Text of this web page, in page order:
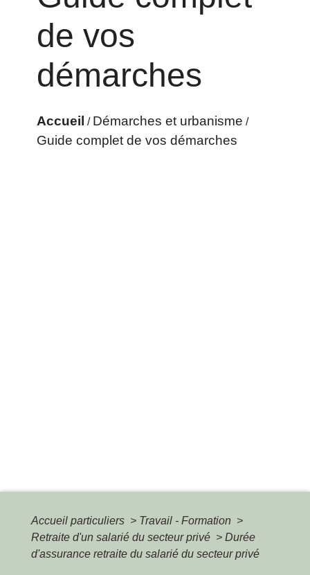
de vos
démarches
Accueil / Démarches et urbanisme /
Guide complet de vos démarches
Accueil particuliers > Travail - Formation >
Retraite d'un salarié du secteur privé > Durée
d'assurance retraite du salarié du secteur privé